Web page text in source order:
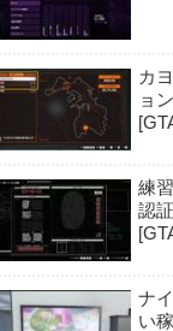
カ
ョ
練
認
ナ
い